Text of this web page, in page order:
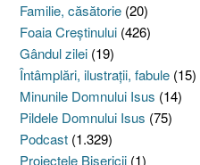
Familie, căsătorie (20)
Foaia Creştinului (426)
Gândul zilei (19)
Întâmplări, ilustraţii, fabule (15)
Minunile Domnului Isus (14)
Pildele Domnului Isus (75)
Podcast (1.329)
Proiectele Bisericii (1)